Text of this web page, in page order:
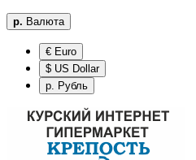
р. Валюта
€ Euro
$ US Dollar
р. Рубль